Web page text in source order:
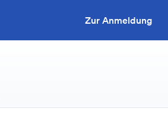
Zur Anmeldung